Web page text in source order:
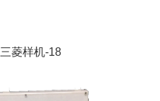
三菱样机-18